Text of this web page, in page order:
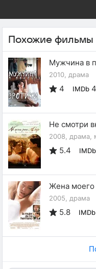
Похожие фильмы
Мужчина в
2010, драма
4 IMDb
Не смотри
2008, драма,
5.4 IMDb
Жена моего
2005, драма
5.8 IMDb